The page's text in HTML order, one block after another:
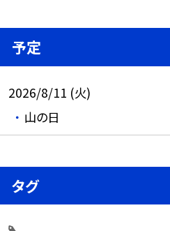
予定
2026/8/11 (火)
山の日
タグ